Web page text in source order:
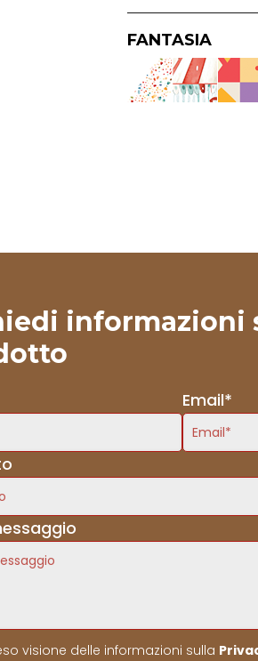
FANTASIA
informazioni
Email*
visione delle informazioni sulla